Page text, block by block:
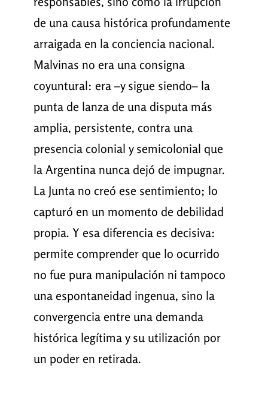
de una causa histórica profundamente
arraigada en la conciencia nacional.
Malvinas no era una consigna
coyuntural: era –y sigue siendo– la
punta de lanza de una disputa más
amplia, persistente, contra una
presencia colonial y semicolonial que
la Argentina nunca dejó de impugnar.
La Junta no creó ese sentimiento; lo
capturó en un momento de debilidad
propia. Y esa diferencia es decisiva:
permite comprender que lo ocurrido
no fue pura manipulación ni tampoco
una espontaneidad ingenua, sino la
convergencia entre una demanda
histórica legítima y su utilización por
un poder en retirada.